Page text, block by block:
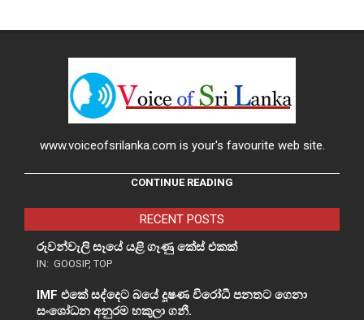
www.voiceofsrilanka.com is your's favourite web site.
CONTINUE READING
RECENT POSTS
රුවන්වැලි සෑයේ යළි ගෑණු කේස් එකක්
IN: GOOSIP, TOP
IMF එකේ සද්දෙට බයේ දූෂණ විරෝධී පනතට ගෙනා
සංශෝධන අනුරම හකුලා ගනී.